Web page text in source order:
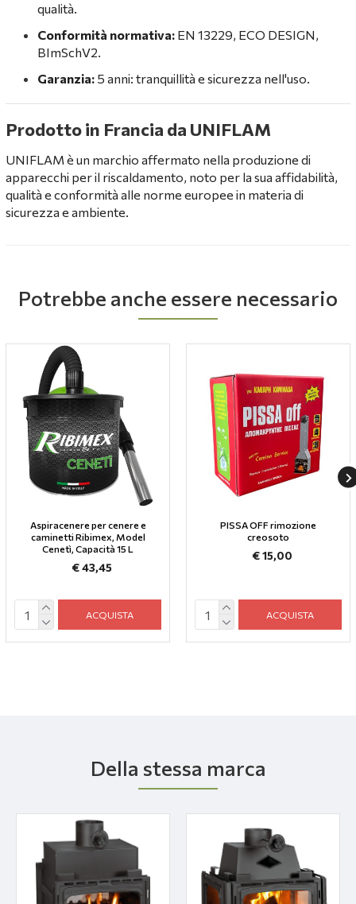
Potrebbe anche essere necessario
Aspiracenere per cenere e
caminetti Ribimex, Model
Cenetì, Capacità 15 L
€ 43,45
ACQUISTA
PISSA OFF rimozione
creosoto
€ 15,00
ACQUISTA
qualità.
Conformità normativa: EN 13229, ECO DESIGN,
BImSchV2.
Garanzia: 5 anni: tranquillità e sicurezza nell'uso.
Prodotto in Francia da UNIFLAM
UNIFLAM è un marchio affermato nella produzione di
apparecchi per il riscaldamento, noto per la sua affidabilità,
qualità e conformità alle norme europee in materia di
sicurezza e ambiente.
Della stessa marca